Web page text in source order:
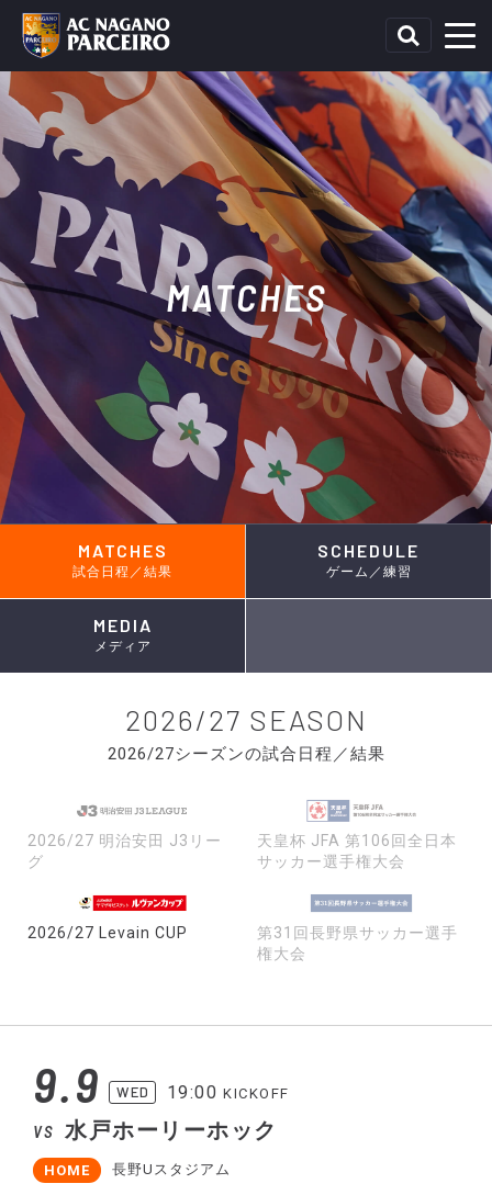
MATCHES
MATCHES
試合日程／結果
SCHEDULE
ゲーム／練習
MEDIA
メディア
2026/27 SEASON
2026/27シーズンの試合日程／結果
2026/27 明治安田 J3リー
グ
天皇杯 JFA 第106回全日本
サッカー選手権大会
2026/27 Levain CUP
第31回長野県サッカー選手
権大会
9.9 WED 19:00 KICKOFF
VS 水戸ホーリーホック
HOME 長野Uスタジアム